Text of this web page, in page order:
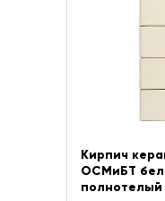
Кирпич
ОСМиБТ
полнотелый